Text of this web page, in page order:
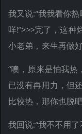
我又说:“我我看你
咩!”>>>完了，这种
小老弟，来生再做
“噢，原来是怕我热
已没有再用力，但
比较热，那你也脱
我回说:“我不不用